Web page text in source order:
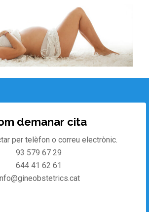
demanar cita
per telèfon o correu electrònic.
93 579 67 29
644 41 62 61